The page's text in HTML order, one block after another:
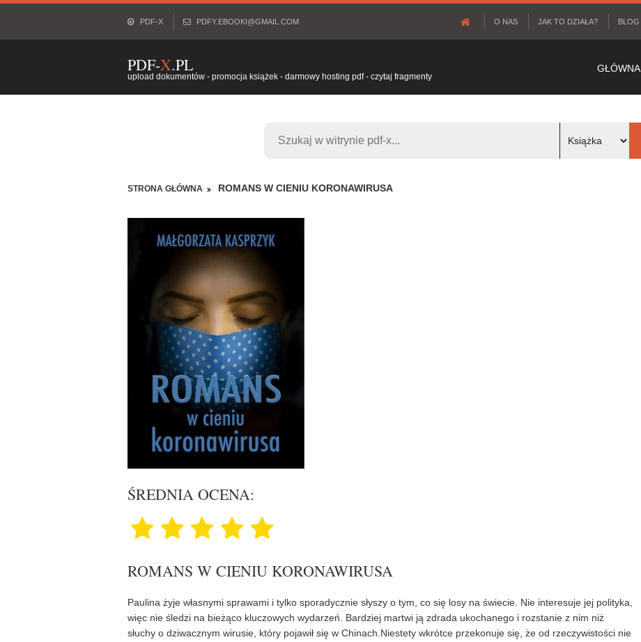
PDF-X PDFY.EBOOKI@GMAIL.COM O NAS JAK TO DZIAŁA? BLOG
PDF-X.PL
upload dokumentów - promocja książek - darmowy hosting pdf - czytaj fragmenty
GŁÓWNA
STRONA GŁÓWNA ROMANS W CIENIU KORONAWIRUSA
ŚREDNIA OCENA:
ROMANS W CIENIU KORONAWIRUSA
Paulina żyje własnymi sprawami i tylko sporadycznie słyszy o tym, co się losy na świecie. Nie interesuje jej polityka,
więc nie śledzi na bieżąco kluczowych wydarzeń. Bardziej martwi ją zdrada ukochanego i rozstanie z nim niż
słuchy o dziwacznym wirusie, który pojawił się w Chinach.Niestety wkrótce przekonuje się, że od rzeczywistości nie